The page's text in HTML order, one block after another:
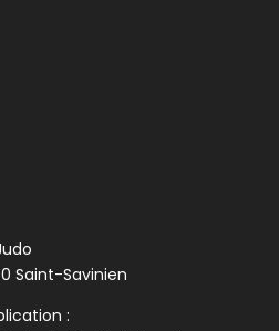
Saint-Savinien
: